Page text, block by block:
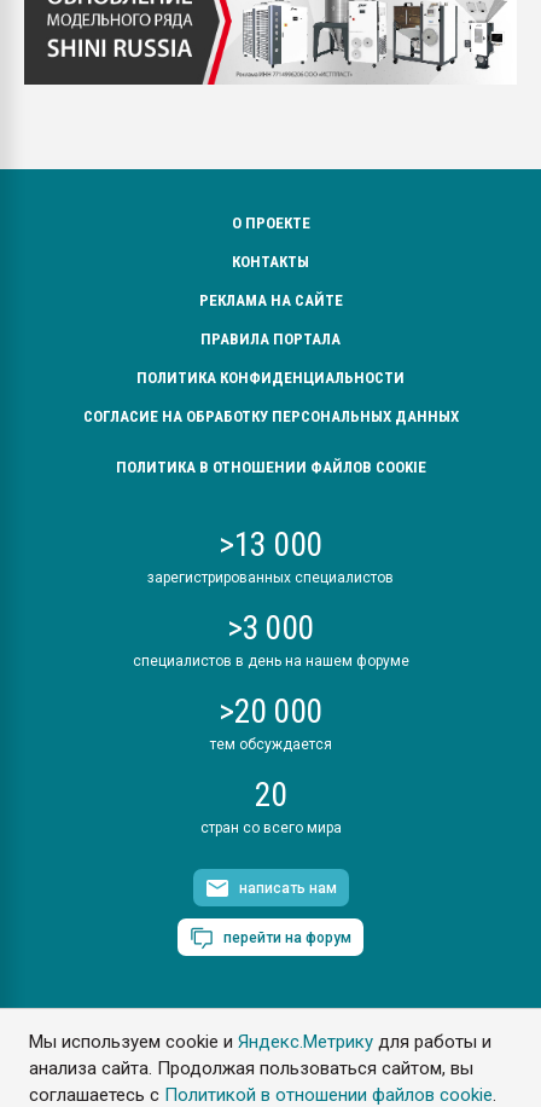
Мы используем cookie иЯндекс.Метрику для работы и
анализа сайта. Продолжая пользоваться сайтом, вы
соглашаетесь с Политикой в отношении файлов cookie.
О ПРОЕКТЕ
КОНТАКТЫ
РЕКЛАМА НА САЙТЕ
ПРАВИЛА ПОРТАЛА
ПОЛИТИКА КОНФИДЕНЦИАЛЬНОСТИ
СОГЛАСИЕ НА ОБРАБОТКУ ПЕРСОНАЛЬНЫХ ДАННЫХ
ПОЛИТИКА В ОТНОШЕНИИ ФАЙЛОВ COOKIE
>13 000
зарегистрированных специалистов
>3 000
специалистов в день на нашем форуме
>20 000
тем обсуждается
20
стран со всего мира
написать нам
перейти на форум
ПластЭксперт © 2006. Все права защищены
Разрешается копирование материалов сайта с обязательной
ссылкой на www.e-plastic.ru